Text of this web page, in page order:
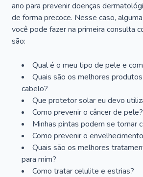
ano para prevenir doenças
de forma precoce. Nesse caso,
você pode fazer na primeira consulta
são:
Qual é o meu tipo de pele e
Quais são os melhores
cabelo?
Que protetor solar eu devo
Como prevenir o câncer de pele?
Minhas pintas podem se tornar
Como prevenir o
Quais são os melhores
para mim?
Como tratar celulite e estrias?